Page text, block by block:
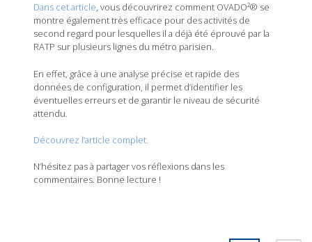
Dans cet article, vous découvrirez comment OVADO²® se
montre également très efficace pour des activités de
second regard pour lesquelles il a déjà été éprouvé par la
RATP sur plusieurs lignes du métro parisien.
En effet, grâce à une analyse précise et rapide des
données de configuration, il permet d’identifier les
éventuelles erreurs et de garantir le niveau de sécurité
attendu.
Découvrez l’article complet.
N’hésitez pas à partager vos réflexions dans les
commentaires. Bonne lecture !